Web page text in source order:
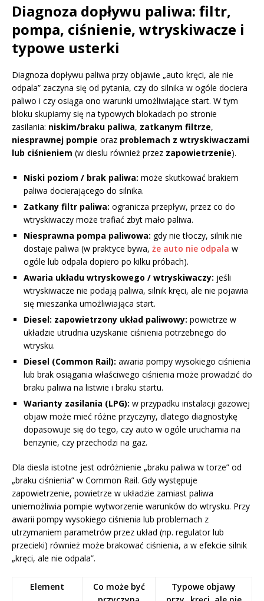
Diagnoza dopływu paliwa: filtr,
pompa, ciśnienie, wtryskiwacze i
typowe usterki
Diagnoza dopływu paliwa przy objawie „auto kręci, ale nie
odpala” zaczyna się od pytania, czy do silnika w ogóle dociera
paliwo i czy osiąga ono warunki umożliwiające start. W tym
bloku skupiamy się na typowych blokadach po stronie
zasilania: niskim/braku paliwa, zatkanym filtrze,
niesprawnej pompie oraz problemach z wtryskiwaczami
lub ciśnieniem (w dieslu również przez zapowietrzenie).
Niski poziom / brak paliwa: może skutkować brakiem
paliwa docierającego do silnika.
Zatkany filtr paliwa: ogranicza przepływ, przez co do
wtryskiwaczy może trafiać zbyt mało paliwa.
Niesprawna pompa paliwowa: gdy nie tłoczy, silnik nie
dostaje paliwa (w praktyce bywa, że auto nie odpala w
ogóle lub odpala dopiero po kilku próbach).
Awaria układu wtryskowego / wtryskiwaczy: jeśli
wtryskiwacze nie podają paliwa, silnik kręci, ale nie pojawia
się mieszanka umożliwiająca start.
Diesel: zapowietrzony układ paliwowy: powietrze w
układzie utrudnia uzyskanie ciśnienia potrzebnego do
wtrysku.
Diesel (Common Rail): awaria pompy wysokiego ciśnienia
lub brak osiągania właściwego ciśnienia może prowadzić do
braku paliwa na listwie i braku startu.
Warianty zasilania (LPG): w przypadku instalacji gazowej
objaw może mieć różne przyczyny, dlatego diagnostykę
dopasowuje się do tego, czy auto w ogóle uruchamia na
benzynie, czy przechodzi na gaz.
Dla diesla istotne jest odróżnienie „braku paliwa w torze” od
„braku ciśnienia” w Common Rail. Gdy występuje
zapowietrzenie, powietrze w układzie zamiast paliwa
uniemożliwia pompie wytworzenie warunków do wtrysku. Przy
awarii pompy wysokiego ciśnienia lub problemach z
utrzymaniem parametrów przez układ (np. regulator lub
przecieki) również może brakować ciśnienia, a w efekcie silnik
„kręci, ale nie odpala”.
Element
Co może być
Typowe objawy